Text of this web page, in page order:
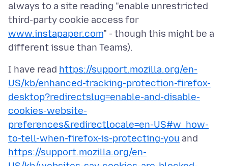
always to a site reading "enable unrestricted
third-party cookie access for
www.instapaper.com" - though this might be a
I have read https://support.mozilla.org/en-
US/kb/enhanced-tracking-protection-firefox-
desktop?redirectslug=enable-and-disable-
cookies-website-
preferences&redirectlocale=en-US#w_how-
to-tell-when-firefox-is-protecting-you and
https://support.mozilla.org/en-